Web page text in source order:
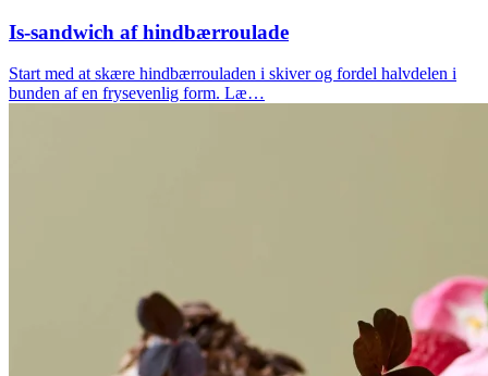
Is-sandwich af hindbærroulade
Start med at skære hindbærrouladen i skiver og fordel halvdelen i
bunden af en frysevenlig form. Læ…